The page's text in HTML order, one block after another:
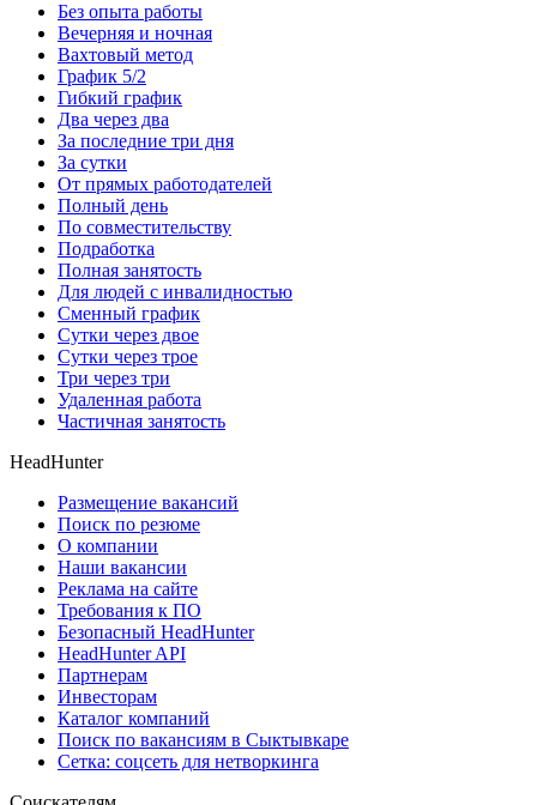
Без опыта работы
Вечерняя и ночная
Вахтовый метод
График 5/2
Гибкий график
Два через два
За последние три дня
За сутки
От прямых работодателей
Полный день
По совместительству
Подработка
Полная занятость
Для людей с инвалидностью
Сменный график
Сутки через двое
Сутки через трое
Три через три
Удаленная работа
Частичная занятость
HeadHunter
Размещение вакансий
Поиск по резюме
О компании
Наши вакансии
Реклама на сайте
Требования к ПО
Безопасный HeadHunter
HeadHunter API
Партнерам
Инвесторам
Каталог компаний
Поиск по вакансиям в Сыктывкаре
Сетка: соцсеть для нетворкинга